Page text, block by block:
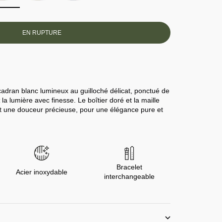
EN RUPTURE
blanc lumineux au guilloché délicat, ponctué de
lumière avec finesse. Le boîtier doré et la maille
une douceur précieuse, pour une élégance pure et
Acier inoxydable
Bracelet
interchangeable